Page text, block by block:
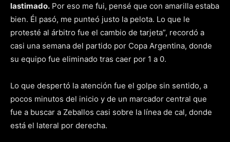
lastimado. Por eso me fui, pensé que con amarilla estaba
bien. Él pasó, me punteó justo la pelota. Lo que le
protesté al árbitro fue el cambio de tarjeta”, recordó a
casi una semana del partido por Copa Argentina, donde
su equipo fue eliminado tras caer por 1 a 0.
Lo que despertó la atención fue el golpe sin sentido, a
pocos minutos del inicio y de un marcador central que
fue a buscar a Zeballos casi sobre la línea de cal, donde
está el lateral por derecha.